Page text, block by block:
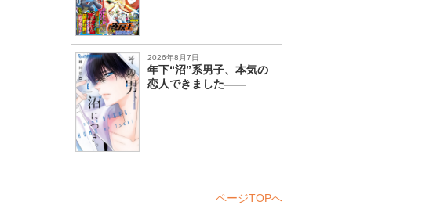
2026年8月7日
年下“沼”系男子、本気の
恋人できました――
ページTOPへ